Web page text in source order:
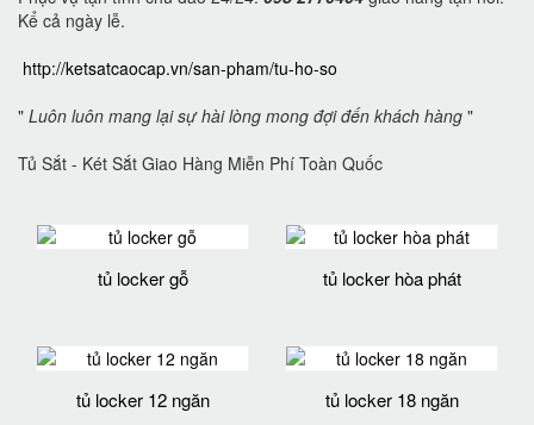
Kể cả ngày lễ.
http://ketsatcaocap.vn/san-pham/tu-ho-so
" Luôn luôn mang lại sự hài lòng mong đợi đến khách hàng "
Tủ Sắt - Két Sắt Giao Hàng Miễn Phí Toàn Quốc
tủ locker gỗ tủ locker hòa phát
tủ locker 12 ngăn tủ locker 18 ngăn